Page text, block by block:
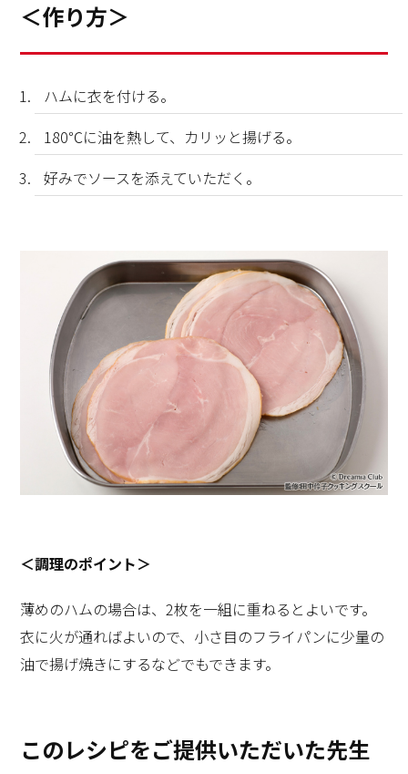
＜作り方＞
ハムに衣を付ける。
180℃に油を熱して、カリッと揚げる。
好みでソースを添えていただく。
＜調理のポイント＞
薄めのハムの場合は、2枚を一組に重ねるとよいです。
衣に火が通ればよいので、小さ目のフライパンに少量の
油で揚げ焼きにするなどでもできます。
このレシピをご提供いただいた先生